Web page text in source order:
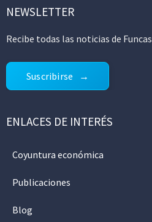
NEWSLETTER
Recibe todas las noticias de Funcas
Suscribirse
ENLACES DE INTERÉS
Coyuntura económica
Publicaciones
Blog